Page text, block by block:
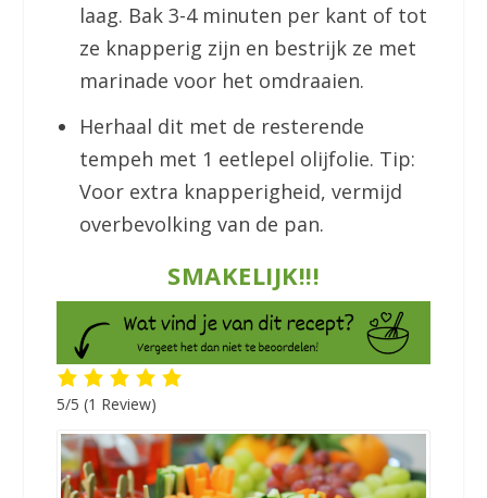
laag. Bak 3-4 minuten per kant of tot
ze knapperig zijn en bestrijk ze met
marinade voor het omdraaien.
Herhaal dit met de resterende
tempeh met 1 eetlepel olijfolie. Tip:
Voor extra knapperigheid, vermijd
overbevolking van de pan.
SMAKELIJK!!!
5/5(1 Review)